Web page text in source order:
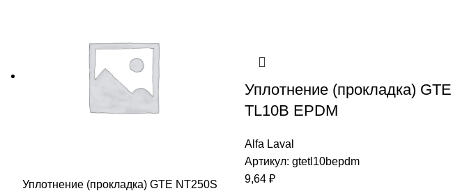
Уплотнение (прокладка) GTE NT250S
Уплотнение (прокладка) GTE
TL10B EPDM
Alfa Laval
Артикул: gtetl10bepdm
9,64 ₽